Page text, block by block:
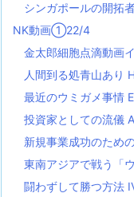
シンガポールの開拓
NK動画①22/4
金太郎細胞点滴動画
人間到る処青山あり
最近のウミガメ事情
投資家としての流儀
新規事業成功のため
東南アジアで戦う「
闘わずして勝つ方法